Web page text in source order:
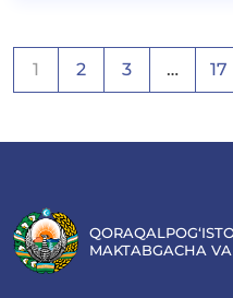
Maqolalar
bo‘yicha
1 2 3 … 17
MAKTABGACHA